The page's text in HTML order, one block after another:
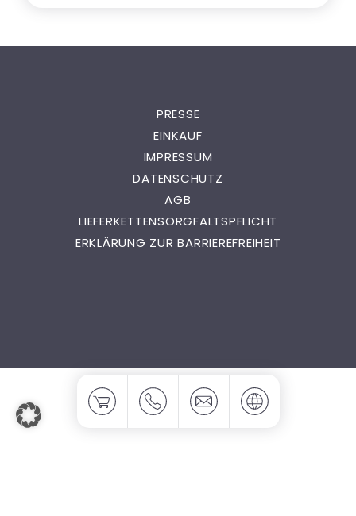
PRESSE
EINKAUF
IMPRESSUM
DATENSCHUTZ
AGB
LIEFERKETTENSORGFALTSPFLICHT
ERKLÄRUNG ZUR BARRIEREFREIHEIT